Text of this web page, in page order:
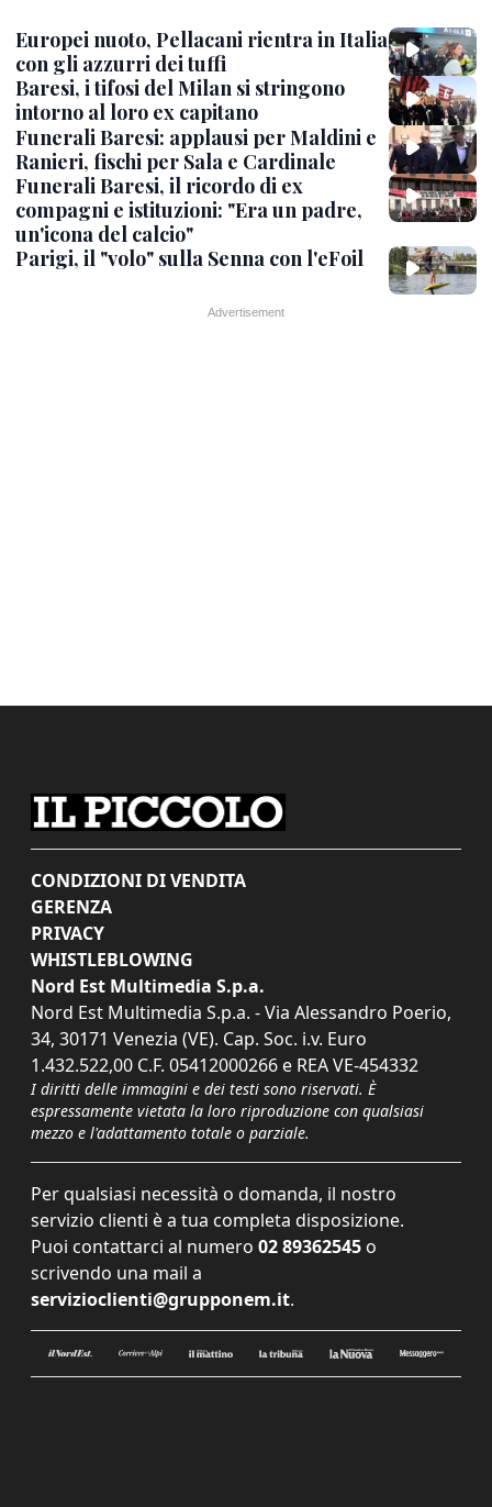
Europei nuoto, Pellacani rientra in Italia
con gli azzurri dei tuffi
Baresi, i tifosi del Milan si stringono
intorno al loro ex capitano
Funerali Baresi: applausi per Maldini e
Ranieri, fischi per Sala e Cardinale
Funerali Baresi, il ricordo di ex
compagni e istituzioni: "Era un padre,
un'icona del calcio"
Parigi, il "volo" sulla Senna con l'eFoil
CONDIZIONI DI VENDITA
GERENZA
PRIVACY
WHISTLEBLOWING
Nord Est Multimedia S.p.a.
Nord Est Multimedia S.p.a. - Via Alessandro Poerio,
34, 30171 Venezia (VE). Cap. Soc. i.v. Euro
1.432.522,00 C.F. 05412000266 e REA VE-454332
I diritti delle immagini e dei testi sono riservati. È
espressamente vietata la loro riproduzione con qualsiasi
mezzo e l'adattamento totale o parziale.
Per qualsiasi necessità o domanda, il nostro
servizio clienti è a tua completa disposizione.
Puoi contattarci al numero 02 89362545 o
scrivendo una mail a
servizioclienti@grupponem.it.